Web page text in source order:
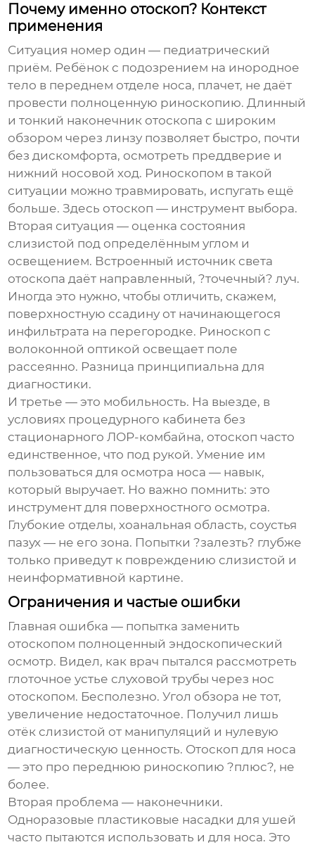
Почему именно отоскоп? Контекст
применения
Ситуация номер один — педиатрический
приём. Ребёнок с подозрением на инородное
тело в переднем отделе носа, плачет, не даёт
провести полноценную риноскопию. Длинный
и тонкий наконечник отоскопа с широким
обзором через линзу позволяет быстро, почти
без дискомфорта, осмотреть преддверие и
нижний носовой ход. Риноскопом в такой
ситуации можно травмировать, испугать ещё
больше. Здесь отоскоп — инструмент выбора.
Вторая ситуация — оценка состояния
слизистой под определённым углом и
освещением. Встроенный источник света
отоскопа даёт направленный, ?точечный? луч.
Иногда это нужно, чтобы отличить, скажем,
поверхностную ссадину от начинающегося
инфильтрата на перегородке. Риноскоп с
волоконной оптикой освещает поле
рассеянно. Разница принципиальна для
диагностики.
И третье — это мобильность. На выезде, в
условиях процедурного кабинета без
стационарного ЛОР-комбайна, отоскоп часто
единственное, что под рукой. Умение им
пользоваться для осмотра носа — навык,
который выручает. Но важно помнить: это
инструмент для поверхностного осмотра.
Глубокие отделы, хоанальная область, соустья
пазух — не его зона. Попытки ?залезть? глубже
только приведут к повреждению слизистой и
неинформативной картине.
Ограничения и частые ошибки
Главная ошибка — попытка заменить
отоскопом полноценный эндоскопический
осмотр. Видел, как врач пытался рассмотреть
глоточное устье слуховой трубы через нос
отоскопом. Бесполезно. Угол обзора не тот,
увеличение недостаточное. Получил лишь
отёк слизистой от манипуляций и нулевую
диагностическую ценность. Отоскоп для носа
— это про переднюю риноскопию ?плюс?, не
более.
Вторая проблема — наконечники.
Одноразовые пластиковые насадки для ушей
часто пытаются использовать и для носа. Это